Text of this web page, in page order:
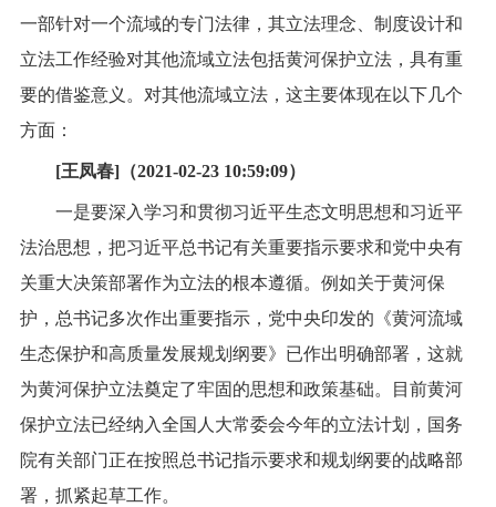
一部针对一个流域的专门法律，其立法理念、制度设计和
立法工作经验对其他流域立法包括黄河保护立法，具有重
要的借鉴意义。对其他流域立法，这主要体现在以下几个
方面：
[王凤春]（2021-02-23 10:59:09）
一是要深入学习和贯彻习近平生态文明思想和习近平
法治思想，把习近平总书记有关重要指示要求和党中央有
关重大决策部署作为立法的根本遵循。例如关于黄河保
护，总书记多次作出重要指示，党中央印发的《黄河流域
生态保护和高质量发展规划纲要》已作出明确部署，这就
为黄河保护立法奠定了牢固的思想和政策基础。目前黄河
保护立法已经纳入全国人大常委会今年的立法计划，国务
院有关部门正在按照总书记指示要求和规划纲要的战略部
署，抓紧起草工作。